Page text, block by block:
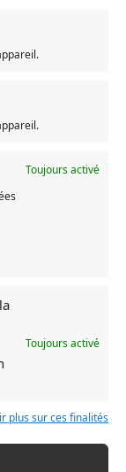
Toujours activé
Toujours activé
plus sur ces finalités
se Tapant dans
des options
DE STOCK
de stock
Rosso Hydravion
la suite